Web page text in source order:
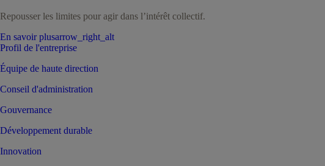
Repousser les limites pour agir dans l’intérêt collectif.
En savoir plusarrow_right_alt
Profil de l'entreprise
Équipe de haute direction
Conseil d'administration
Gouvernance
Développement durable
Innovation